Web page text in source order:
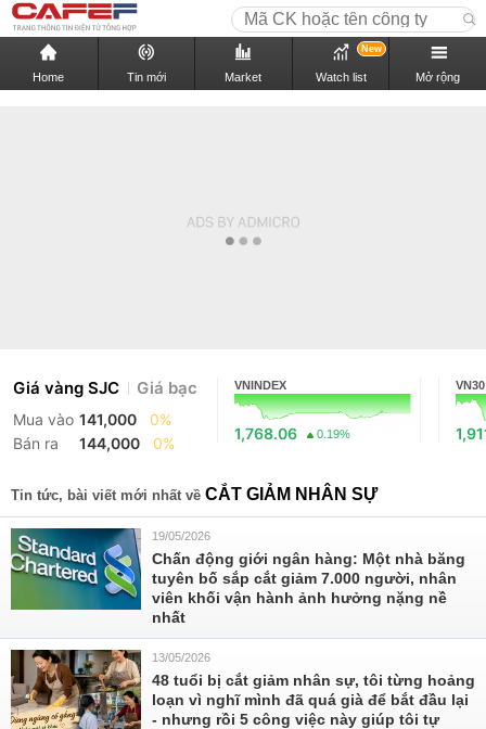
Home Tin mới Market Watch list
New
Mở rộng
Giá vàng SJC Giá bạc
Mua vào 141,000
0%
Bán ra
144,000 0%
VNINDEX
1,768.06 0.19%
VN30
Tin tức, bài viết mới nhất về CẮT GIẢM NHÂN SỰ
19/05/2026
Chấn động giới ngân hàng: Một nhà băng
tuyên bố sắp cắt giảm 7.000 người, nhân
viên khối vận hành ảnh hưởng nặng nề
nhất
13/05/2026
48 tuổi bị cắt giảm nhân sự, tôi từng hoảng
loạn vì nghĩ mình đã quá già để bắt đầu lại
- nhưng rồi 5 công việc này giúp tôi tự